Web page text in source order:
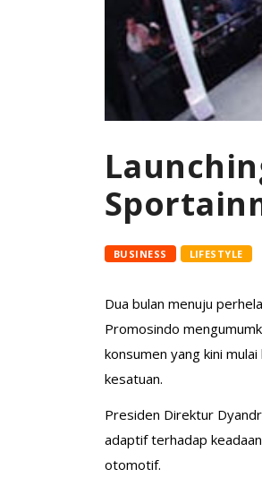
BUSINESS LIFESTYLE
Dua bulan menuju
Promosindo
konsumen yang kini
kesatuan.
Presiden Direktur
adaptif terhadap
otomotif.